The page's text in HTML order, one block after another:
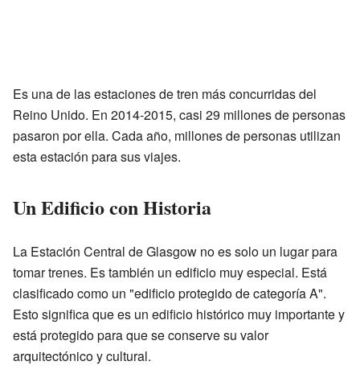
Es una de las estaciones de tren más concurridas del
Reino Unido. En 2014-2015, casi 29 millones de personas
pasaron por ella. Cada año, millones de personas utilizan
esta estación para sus viajes.
Un Edificio con Historia
La Estación Central de Glasgow no es solo un lugar para
tomar trenes. Es también un edificio muy especial. Está
clasificado como un "edificio protegido de categoría A".
Esto significa que es un edificio histórico muy importante y
está protegido para que se conserve su valor
arquitectónico y cultural.